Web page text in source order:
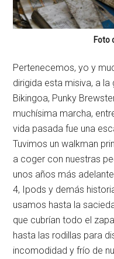
Foto
Pertenecemos, yo y
dirigida esta misiva, a
Bikingoa, Punky
muchísima marcha,
vida pasada fue una
Tuvimos un walkman
a coger con nuestras
unos años más
4, Ipods y demás
usamos hasta la
que cubrían todo el
hasta las rodillas para
incomodidad y frío de